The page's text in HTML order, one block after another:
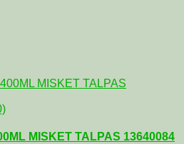
MISKET TALPAS 13640084